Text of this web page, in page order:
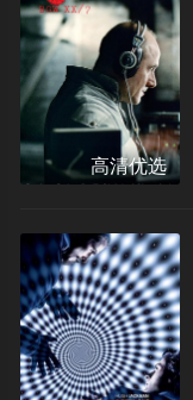
高清优选